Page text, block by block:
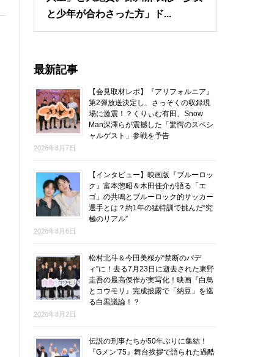
と少年が合わさった方」ド...
最新記事
【会見取材レポ】『アリフォルニア』
第2弾放送決定し、さっそくの収録現
場に激震！？くりぃむ有田、Snow
Man深澤らが震撼した「驚愕のスペシ
ャルゲスト」参戦を予告
2026年8月7日
【インタビュー】映画版『ブルーロッ
ク』富本惣昭＆木田佳介が語る「エ
ゴ」の共鳴とブルーロック的サッカー
選手とは？約1年の猛特訓で挑んだ“究
極のリアル”
2026年8月6日
松村北斗＆今田美桜が“禁断のバデ
ィ”に！去る7月23日に逝去された東野
圭吾の最高傑作が実写化！映画『白鳥
とコウモリ』完成披露で「納豆」を巡
る白黒議論！？
2026年8月2日
伝説の刑事たちが50年ぶりに集結！
『Gメン’75』舞台挨拶で語られた過酷